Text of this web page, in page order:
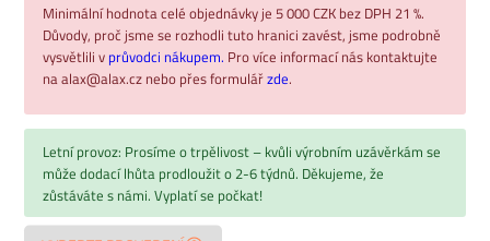
Minimální hodnota celé objednávky je 5 000 CZK bez DPH 21 %.
Důvody, proč jsme se rozhodli tuto hranici zavést, jsme podrobně
vysvětlili v průvodci nákupem. Pro více informací nás kontaktujte
na alax@alax.cz nebo přes formulářzde.
Letní provoz: Prosíme o trpělivost – kvůli výrobním uzávěrkám se
může dodací lhůta prodloužit o 2-6 týdnů. Děkujeme, že
zůstáváte s námi. Vyplatí se počkat!